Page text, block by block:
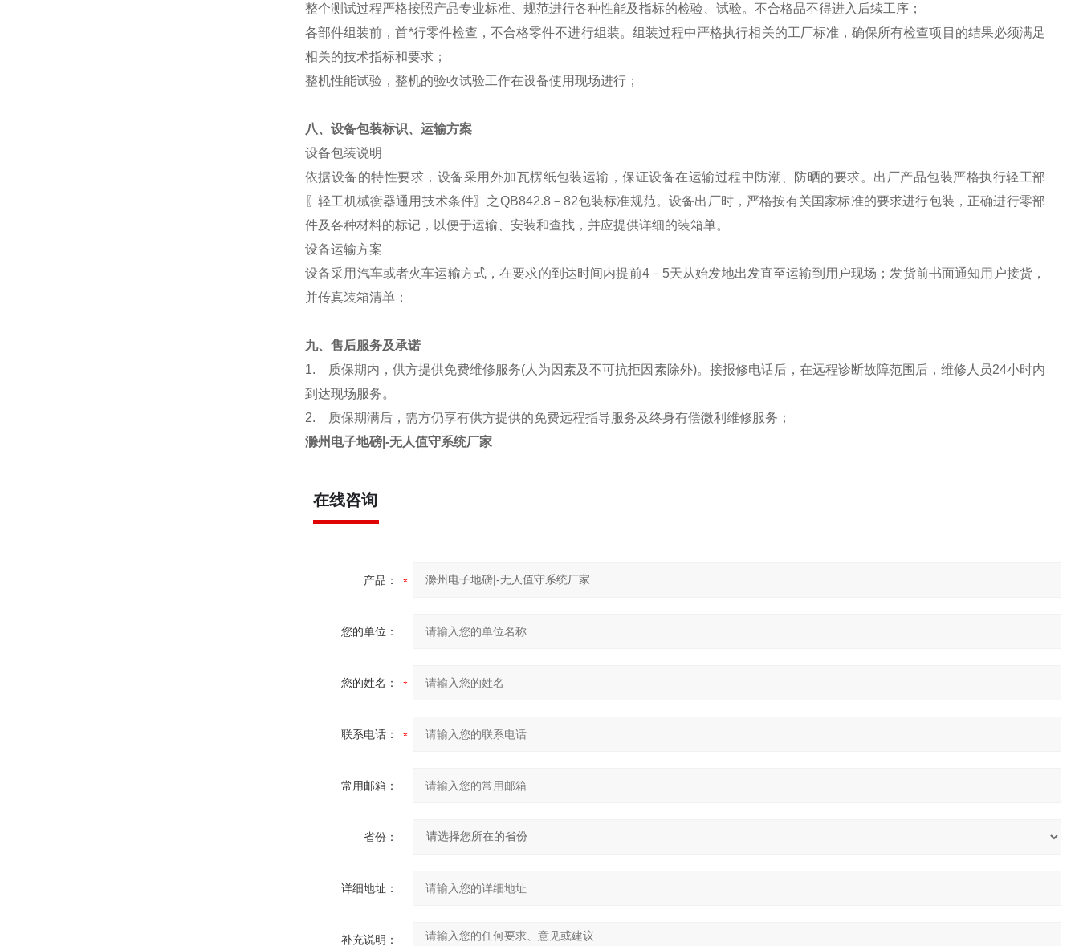
整个测试过程严格按照产品专业标准、规范进行各种性能及指标的检验、试验。不合格品不得进入后续工序；
各部件组装前，首*行零件检查，不合格零件不进行组装。组装过程中严格执行相关的工厂标准，确保所有检查项目的结果必须满足
相关的技术指标和要求；
整机性能试验，整机的验收试验工作在设备使用现场进行；
八、设备包装标识、运输方案
设备包装说明
依据设备的特性要求，设备采用外加瓦楞纸包装运输，保证设备在运输过程中防潮、防晒的要求。出厂产品包装严格执行轻工部
〖轻工机械衡器通用技术条件〗之QB842.8－82包装标准规范。设备出厂时，严格按有关国家标准的要求进行包装，正确进行零部
件及各种材料的标记，以便于运输、安装和查找，并应提供详细的装箱单。
设备运输方案
设备采用汽车或者火车运输方式，在要求的到达时间内提前4－5天从始发地出发直至运输到用户现场；发货前书面通知用户接货，
并传真装箱清单；
九、售后服务及承诺
1.
质保期内，供方提供免费维修服务(人为因素及不可抗拒因素除外)。接报修电话后，在远程诊断故障范围后，维修人员24小时内
到达现场服务。
2.
质保期满后，需方仍享有供方提供的免费远程指导服务及终身有偿微利维修服务；
滁州电子地磅|-无人值守系统厂家
在线咨询
产品：
您的单位：
您的姓名：
联系电话：
常用邮箱：
省份：
详细地址：
补充说明：